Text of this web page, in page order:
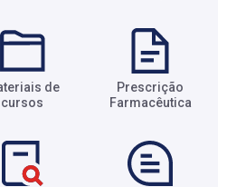
de
cursos​
Prescrição
Farmacêutica​